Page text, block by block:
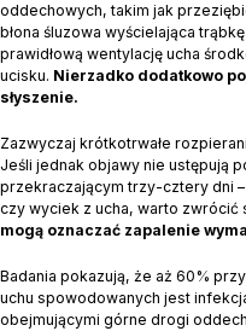
oddechowych, takim jak
błona śluzowa wyścielająca
prawidłową wentylację ucha
ucisku. Nierzadko dodatkowo
słyszenie.
Zazwyczaj krótkotrwałe
Jeśli jednak objawy nie ustępują
przekraczającym trzy-cztery dni
czy wyciek z ucha, warto zwrócić
mogą oznaczać zapalenie
Badania pokazują, że aż 60%
uchu spowodowanych jest
obejmującymi górne drogi